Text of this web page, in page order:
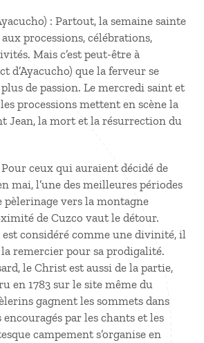
: Partout, la semaine sainte
processions, célébrations,
Mais c’est peut-être à
d’Ayacucho) que la ferveur se
de passion. Le mercredi saint et
processions mettent en scène la
Jean, la mort et la résurrection du
Pour ceux qui auraient décidé de
mai, l’une des meilleures périodes
pèlerinage vers la montagne
de Cuzco vaut le détour.
est considéré comme une divinité, il
remercier pour sa prodigalité.
le Christ est aussi de la partie,
en 1783 sur le site même du
gagnent les sommets dans
par les chants et les
campement s’organise en